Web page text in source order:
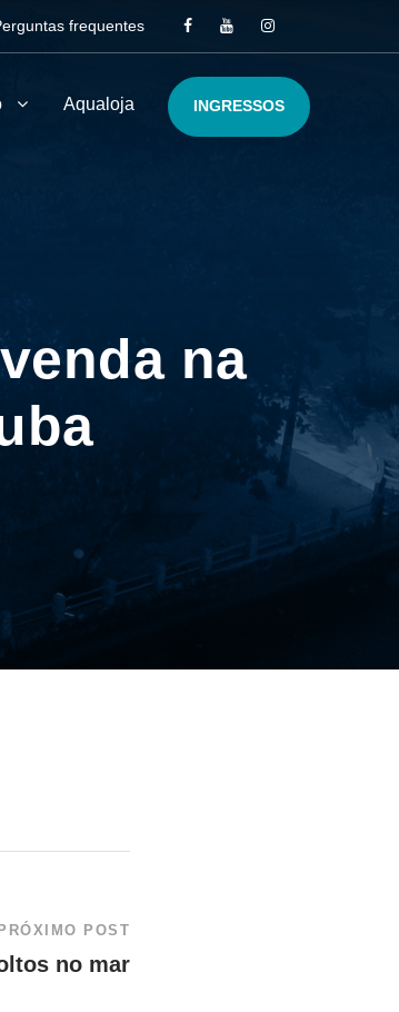
frequentes
Aqualoja INGRESSOS
na
PRÓXIMO POST
no mar